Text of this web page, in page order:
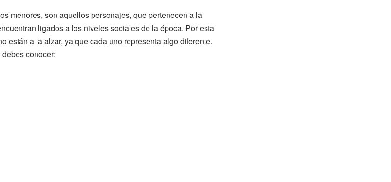
menores, son aquellos personajes, que pertenecen a la
ligados a los niveles sociales de la época. Por esta
están a la alzar, ya que cada uno representa algo diferente.
conocer: